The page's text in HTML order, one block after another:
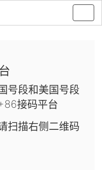
号段和美国号段
接码平台
扫描右侧二维码